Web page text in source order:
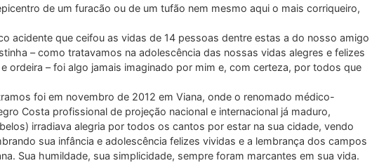
de um furacão ou de um tufão nem mesmo aqui o mais corriqueiro,
acidente que ceifou as vidas de 14 pessoas dentre estas a do nosso amigo
– como tratavamos na adolescência das nossas vidas alegres e felizes
ordeira – foi algo jamais imaginado por mim e, com certeza, por todos que
foi em novembro de 2012 em Viana, onde o renomado médico-
Costa profissional de projeção nacional e internacional já maduro,
irradiava alegria por todos os cantos por estar na sua cidade, vendo
sua infância e adolescência felizes vividas e a lembrança dos campos
Sua humildade, sua simplicidade, sempre foram marcantes em sua vida.